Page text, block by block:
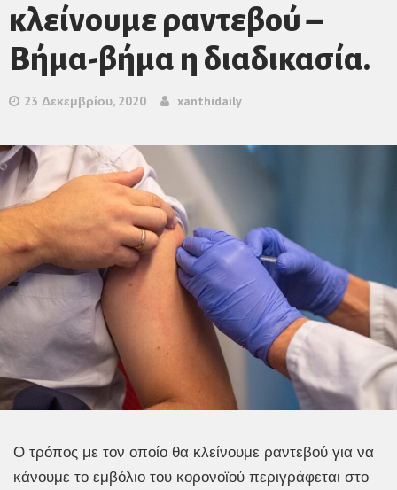
κλείνουμε ραντεβού –
Βήμα-βήμα η διαδικασία.
23 Δεκεμβρίου, 2020 xanthidaily
Ο τρόπος με τον οποίο θα κλείνουμε ραντεβού για να
κάνουμε το εμβόλιο του κορονοϊού περιγράφεται στο